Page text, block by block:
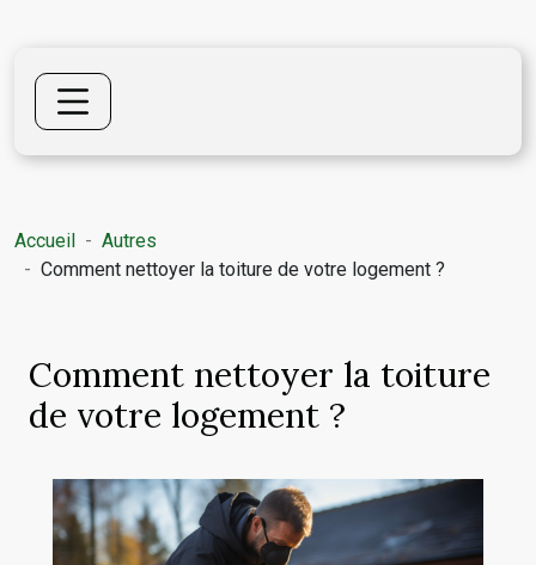
Accueil
Autres
Comment nettoyer la toiture de votre logement ?
Comment nettoyer la toiture
de votre logement ?